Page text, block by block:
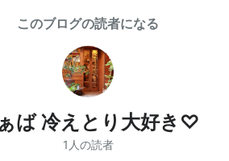
このブログの読者になる
ば 冷えとり大好き♡
1人の読者